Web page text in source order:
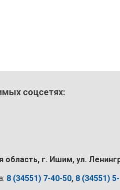
соцсетях:
область, г. Ишим, ул.
8 (34551) 7-40-50, 8 (34551)